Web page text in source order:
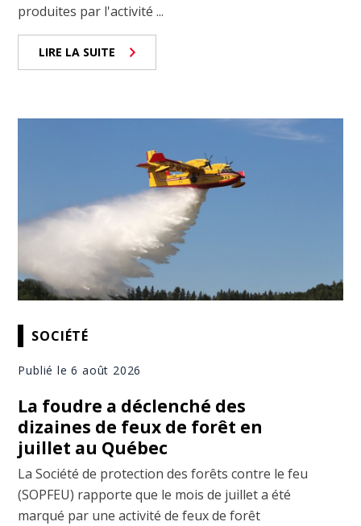
produites par l'activité ...
LIRE LA SUITE
SOCIÉTÉ
Publié le 6 août 2026
La foudre a déclenché des
dizaines de feux de forêt en
juillet au Québec
La Société de protection des forêts contre le feu
(SOPFEU) rapporte que le mois de juillet a été
marqué par une activité de feux de forêt